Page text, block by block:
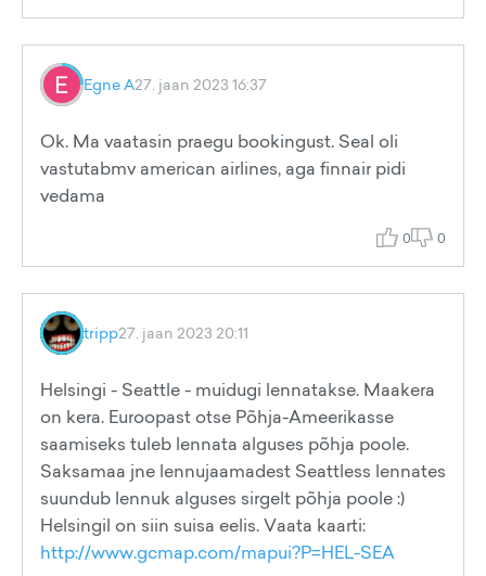
Egne A27. jaan 2023 16:37
Ok. Ma vaatasin praegu bookingust. Seal oli
vastutabmv american airlines, aga finnair pidi
vedama
0 0
tripp27. jaan 2023 20:11
Helsingi - Seattle - muidugi lennatakse. Maakera
on kera. Euroopast otse Põhja-Ameerikasse
saamiseks tuleb lennata alguses põhja poole.
Saksamaa jne lennujaamadest Seattless lennates
suundub lennuk alguses sirgelt põhja poole :)
Helsingil on siin suisa eelis. Vaata kaarti:
http://www.gcmap.com/mapui?P=HEL-SEA